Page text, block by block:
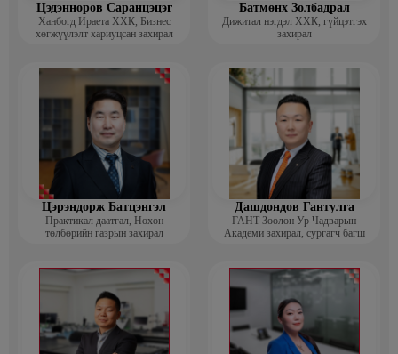
Цэдэнноров Саранцэцэг
Ханбогд Ираета ХХК, Бизнес
хөгжүүлэлт хариуцсан захирал
Батмөнх Золбадрал
Дижитал нэгдэл ХХК, гүйцэтгэх
захирал
Цэрэндорж Батцэнгэл
Практикал даатгал, Нөхөн
төлбөрийн газрын захирал
Дашдондов Гантулга
ГАНТ Зөөлөн Ур Чадварын
Академи захирал, сургагч багш